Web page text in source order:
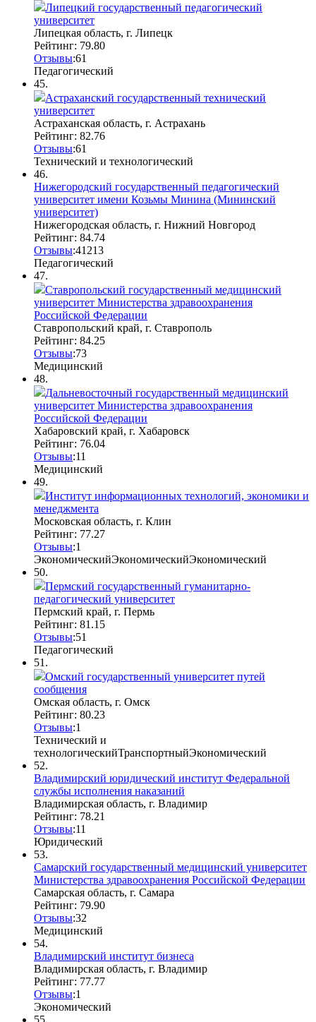
Липецкий государственный педагогический
университет
Липецкая область, г. Липецк
Рейтинг: 79.80
Отзывы:61
Педагогический
45.
Астраханский государственный технический
университет
Астраханская область, г. Астрахань
Рейтинг: 82.76
Отзывы:61
Технический и технологический
46.
Нижегородский государственный педагогический
университет имени Козьмы Минина (Мининский
университет)
Нижегородская область, г. Нижний Новгород
Рейтинг: 84.74
Отзывы:41 213
Педагогический
47.
Ставропольский государственный медицинский
университет Министерства здравоохранения
Российской Федерации
Ставропольский край, г. Ставрополь
Рейтинг: 84.25
Отзывы:73
Медицинский
48.
Дальневосточный государственный медицинский
университет Министерства здравоохранения
Российской Федерации
Хабаровский край, г. Хабаровск
Рейтинг: 76.04
Отзывы:11
Медицинский
49.
Институт информационных технологий, экономики и
менеджмента
Московская область, г. Клин
Рейтинг: 77.27
Отзывы:1
ЭкономическийЭкономическийЭкономический
50.
Пермский государственный гуманитарно-
педагогический университет
Пермский край, г. Пермь
Рейтинг: 81.15
Отзывы:51
Педагогический
51.
Омский государственный университет путей
сообщения
Омская область, г. Омск
Рейтинг: 80.23
Отзывы:1
Технический и
технологическийТранспортныйЭкономический
52.
Владимирский юридический институт Федеральной
службы исполнения наказаний
Владимирская область, г. Владимир
Рейтинг: 78.21
Отзывы:11
Юридический
53.
Самарский государственный медицинский университет
Министерства здравоохранения Российской Федерации
Самарская область, г. Самара
Рейтинг: 79.90
Отзывы:32
Медицинский
54.
Владимирский институт бизнеса
Владимирская область, г. Владимир
Рейтинг: 77.77
Отзывы:1
Экономический
55.